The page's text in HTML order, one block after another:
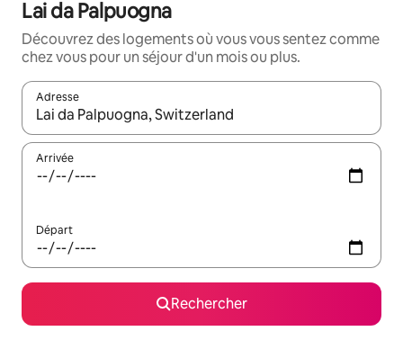
Lai da Palpuogna
Découvrez des logements où vous vous sentez comme
chez vous pour un séjour d'un mois ou plus.
Adresse
Lorsque les résultats s'affichent, utilisez les flèches vers le
Arrivée
Départ
Rechercher